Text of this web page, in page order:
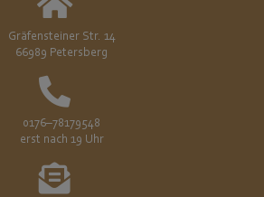
Gräfensteiner Str. 14
66989 Petersberg
0176–78179548
erst nach 19 Uhr